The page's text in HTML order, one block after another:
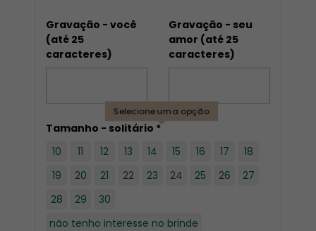
Gravação - você
(até 25
caracteres)
Gravação - seu
amor (até 25
caracteres)
Selecione uma opção
Tamanho - solitário *
10
11 12 13 14 15 16 17
18
19
20 21 22 23 24 25 26
27
28
29
30
não tenho interesse no brinde